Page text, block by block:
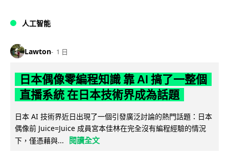
人工智能
Lawton 1 日
日本偶像零編程知識 靠 AI 搞了一整個
直播系統 在日本技術界成為話題
日本 AI 技術界近日出現了一個引發廣泛討論的熱門話題：日本
偶像前 Juice=Juice 成員宮本佳林在完全沒有編程經驗的情況
下，僅憑藉與...
閱讀全文